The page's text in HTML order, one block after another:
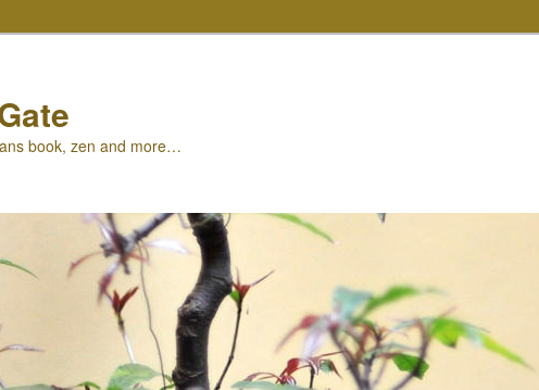
book, zen and more…